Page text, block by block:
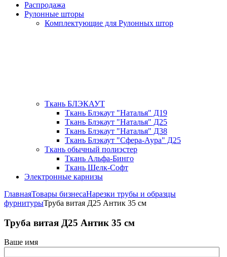
Распродажа
Рулонные шторы
Комплектующие для Рулонных штор
Ткань БЛЭКАУТ
Ткань Блэкаут "Наталья" Д19
Ткань Блэкаут "Наталья" Д25
Ткань Блэкаут "Наталья" Д38
Ткань Блэкаут "Сфера-Аура" Д25
Ткань обычный полиэстер
Ткань Альфа-Бинго
Ткань Шелк-Софт
Электронные карнизы
ГлавнаяТовары бизнесаНарезки трубы и образцы
фурнитурыТруба витая Д25 Антик 35 см
Труба витая Д25 Антик 35 см
Ваше имя